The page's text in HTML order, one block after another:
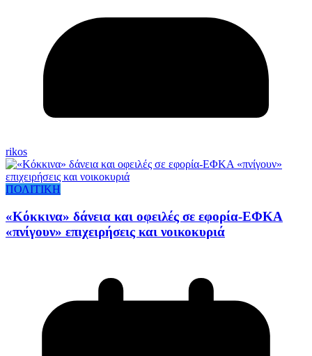
rikos
ΠΟΛΙΤΙΚΗ
«Κόκκινα» δάνεια και οφειλές σε εφορία-ΕΦΚΑ
«πνίγουν» επιχειρήσεις και νοικοκυριά